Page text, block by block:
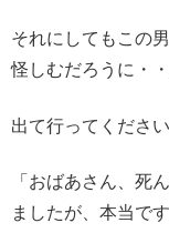
それにしてもこの
怪しむだろうに・・
出て行ってくださ
「おばあさん、死
ましたが、本当です